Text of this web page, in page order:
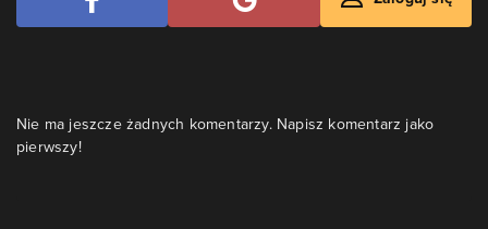
Nie ma jeszcze żadnych komentarzy. Napisz komentarz jako
pierwszy!